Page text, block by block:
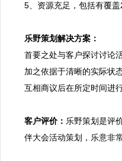
5、资源充足，包括有覆
乐野策划解决方案：
首要之处与客户探讨讨论
加之依据于清晰的实际状
互相商议后在所定时间进
客户评价： 乐野策划是评
伴大会活动策划，乐意非